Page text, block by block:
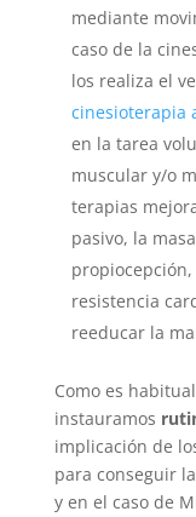
mediante
caso de la
los realiza el
cinesioterapia
en la tarea
muscular y/o
terapias
pasivo, la
resistencia
reeducar la
Como es
instauramos
implicación de
para conseguir
y en el caso de